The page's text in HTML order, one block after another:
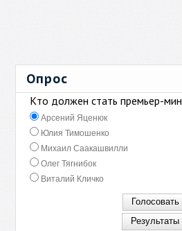
Опрос
Кто должен стать премьер-
Арсений Яценюк
Юлия Тимошенко
Михаил Саакашвилли
Олег Тягнибок
Виталий Кличко